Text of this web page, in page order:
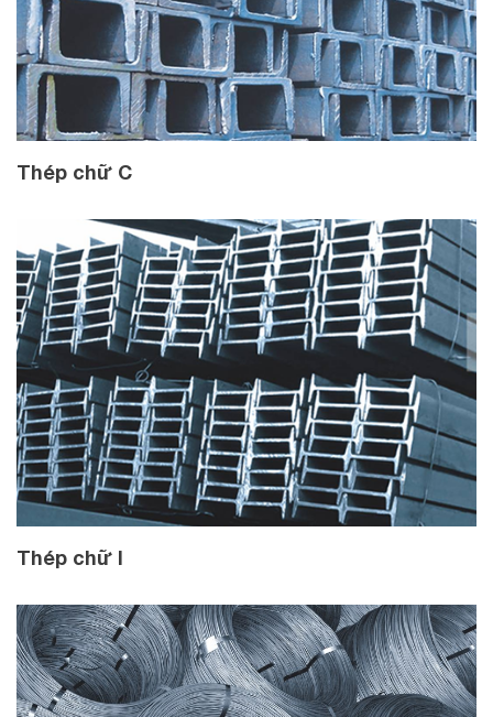
Thép chữ C
Thép chữ I